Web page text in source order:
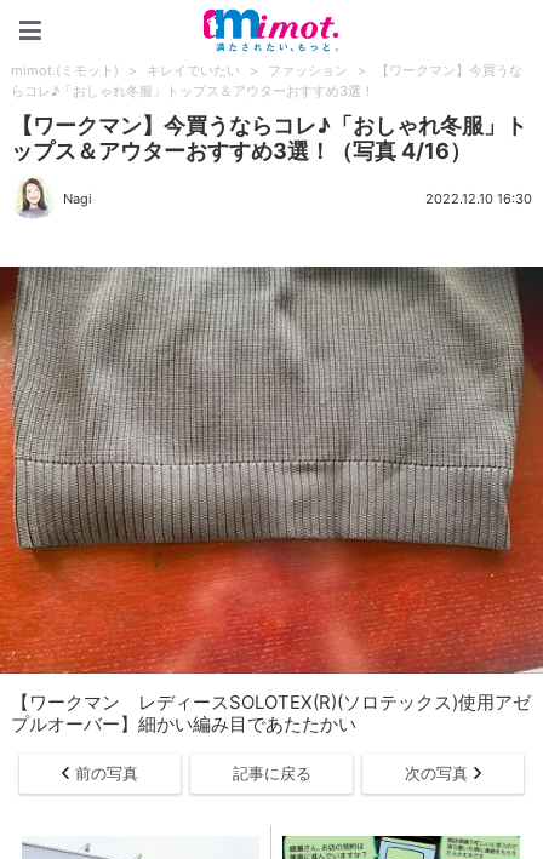
mimot.(ミモット) > キレイでいたい > ファッション >
【ワークマン】今買うな
らコレ♪「おしゃれ冬服」トップス＆アウターおすすめ3選！
【ワークマン】今買うならコレ♪「おしゃれ冬服」ト
ップス＆アウターおすすめ3選！（写真 4/16）
Nagi 2022.12.10 16:30
【ワークマン レディースSOLOTEX(R)(ソロテックス)使用アゼ
プルオーバー】細かい編み目であたたかい
前の写真 記事に戻る 次の写真